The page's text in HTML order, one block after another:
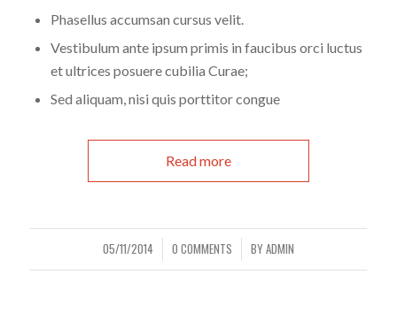
Phasellus accumsan cursus velit.
Vestibulum ante ipsum primis in faucibus orci luctus
et ultrices posuere cubilia Curae;
Sed aliquam, nisi quis porttitor congue
Read more
05/11/2014
/ 0 COMMENTS
/ BYADMIN